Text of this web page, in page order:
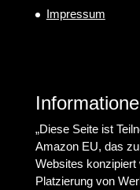
Impressum
„Diese Seite ist
Amazon EU, das
Websites
Platzierung von